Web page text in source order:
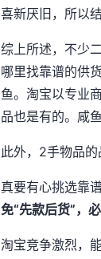
喜新厌旧，所以
综上所述，不少
哪里找靠谱的供
鱼。淘宝以专业
品也是有的。咸
此外，2手物品的
真要有心挑选靠
免“先款后货”，
淘宝竞争激烈，